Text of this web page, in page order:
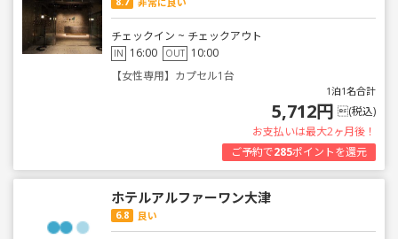
チェックイン ~ チェックアウト
IN 16:00 OUT 10:00
【女性専用】カプセル1台
1泊1名合計
5,712円 (税込)
お支払いは最大2ヶ月後！
ご予約で285ポイントを還元
ホテルアルファーワン大津
6.8 良い